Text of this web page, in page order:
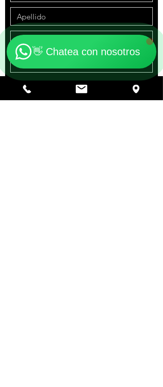
👋 Chatea con nosotros
🗓️ Horario: Lun-Vie 9:00 - 16:00